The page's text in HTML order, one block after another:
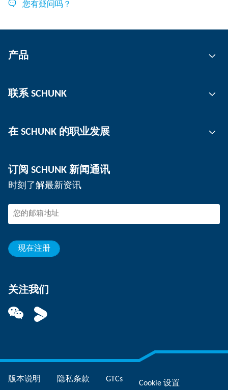
您有疑问吗？
产品
抓取技术
工件夹持
联系 SCHUNK
工作地点
活动
SCHUNK – 检举系统
在 SCHUNK 的职业发展
在 SCHUNK 工作
年轻的专业人员
见习生
订阅 SCHUNK 新闻通讯
时刻了解最新资讯
现在注册
关注我们
版本说明 隐私条款 GTCs Cookie 设置